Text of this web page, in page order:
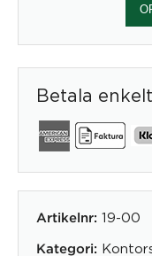
Betala
Artikelnr: 19-00
Kategori: